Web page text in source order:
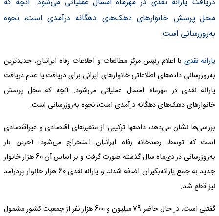
دریافت یارانه نقدی در مهرماه امسال عملیاتی می‌شود. آنچه که
محل پرسش خانوارهای دهک‌های دهگانه درآمدی است، نحوه
به‌ر‌وز‌رسانی است.
یارانه نقدی با اعلام رئیس مرکز مطالعات و اطلاعات رفاه ایرانیان، جدید‌ترین
به‌روز‌رسانی داده‌های اطلاعاتی خانوارهای ایرانی برای دریافت یا عدم دریافت
یارانه نقدی در مهرماه امسال عملیاتی می‌شود. آنچه که محل پرسش
خانوارهای دهک‌های دهگانه درآمدی است، نحوه به‌ر‌وز‌رسانی است.
بررسی‌ها نشان می‌دهد، داده‎ها ترکیبی از متغیرهای اقتصادی و غیراقتصادی
است که توسط رصدخانه رفاه ایرانیان استخراج می‌شود. آخرین بار
به‌روزرسانی در دی‌ماه سال گذشته صورت گرفت و بر اساس آن 60 هزار خانوار
جدید به جمع یارانه‌بگیران اضافه شدند و یارانه نقدی 60 هزار خانوار پردرآمد
نیز قطع شد.
گفتنی است، در حال حاضر 79 میلیون و 600 هزار نفر از جمعیت کشور مشمول